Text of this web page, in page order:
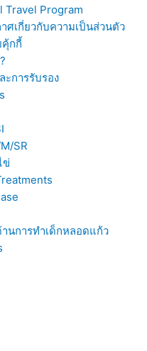
Travel Program
ศเกี่ยวกับความเป็นส่วนตัว
กกี้
ะการรับรอง
SR
ข่
นการทำเด็กหลอดแก้ว